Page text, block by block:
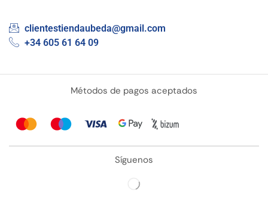
clientestiendaubeda@gmail.com
+34 605 61 64 09
Métodos de pagos aceptados
Síguenos